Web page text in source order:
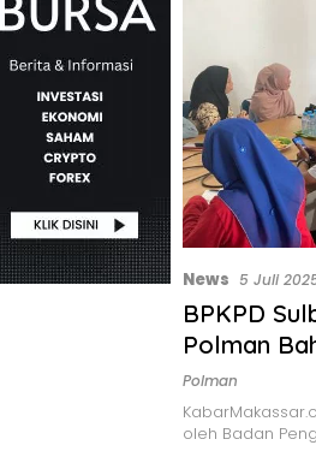
News 5 Juli
BPKPD
Polman
Randis
Polman
oleh Badan